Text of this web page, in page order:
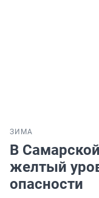
ЗИМА
В
желтый
опасности